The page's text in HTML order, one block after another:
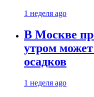
1 неделя ago
В Москве
утром
осадков
1 неделя ago